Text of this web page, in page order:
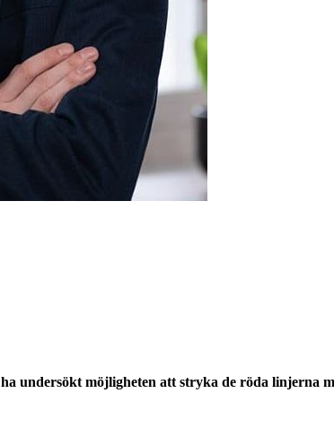
ha undersökt möjligheten att stryka de röda linjerna